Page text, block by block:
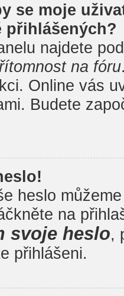
se moje
přihlášených?
najdete
na fóru
Online vás
Budete
heslo
na
svoje heslo,
přihlášeni.